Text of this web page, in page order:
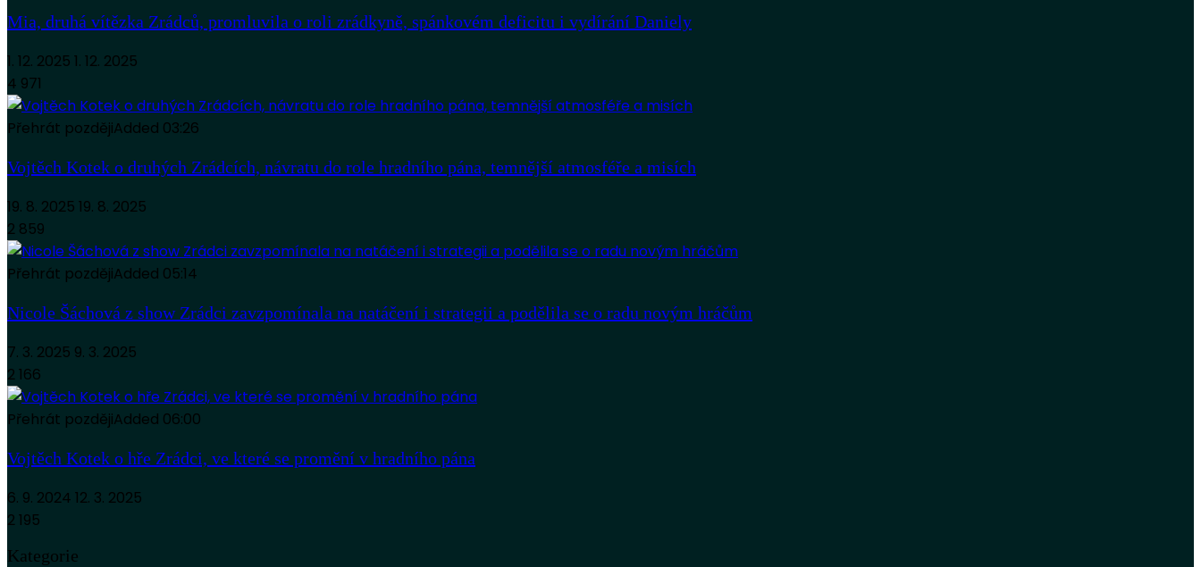
Mia, druhá vítězka Zrádců, promluvila o roli zrádkyně, spánkovém deficitu i vydírání Daniely
1. 12. 2025 1. 12. 2025
4 971
Přehrát pozdějiAdded 03:26
Vojtěch Kotek o druhých Zrádcích, návratu do role hradního pána, temnější atmosféře a misích
19. 8. 2025 19. 8. 2025
2 859
Přehrát pozdějiAdded 05:14
Nicole Šáchová z show Zrádci zavzpomínala na natáčení i strategii a podělila se o radu novým hráčům
7. 3. 2025 9. 3. 2025
2 166
Přehrát pozdějiAdded 06:00
Vojtěch Kotek o hře Zrádci, ve které se promění v hradního pána
6. 9. 2024 12. 3. 2025
2 195
Kategorie